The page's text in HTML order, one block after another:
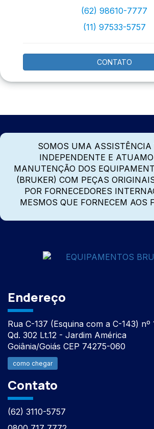
(62) 98610-7777
(11) 97533-5757
CONTATO
SOMOS UMA ASSISTÊNCIA
INDEPENDENTE E
MANUTENÇÃO DOS
(BRUKER) COM PEÇAS
POR FORNECEDORES
MESMOS QUE FORNECEM AOS
Endereço
Rua C-137 (Esquina com a C-143) nº
Qd. 302 Lt.12 - Jardim América
Goiânia/Goiás CEP 74275-060
como chegar
Contato
(62) 3110-5757